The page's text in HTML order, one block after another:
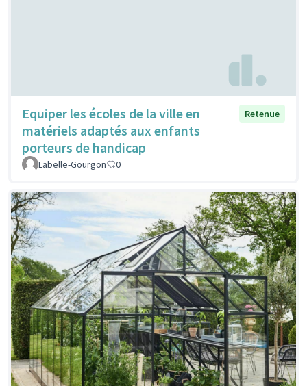
Equiper les écoles de la ville en
matériels adaptés aux enfants
porteurs de handicap
Retenue
Labelle-Gourgon 0